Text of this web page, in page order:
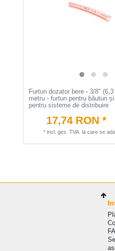
Furtun dozator bere - 3/8"
metru - furtun pentru băuturi
pentru sisteme de distribuire
17,74 RON *
* incl. ges. TVA. la care se